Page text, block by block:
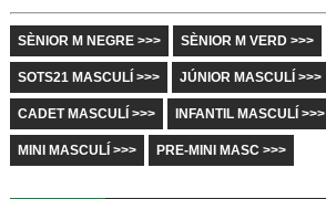
SÈNIOR M NEGRE >>> SÈNIOR M VERD >>>
SOTS21 MASCULÍ >>> JÚNIOR MASCULÍ >>>
CADET MASCULÍ >>> INFANTIL MASCULÍ >>>
MINI MASCULÍ >>> PRE-MINI MASC >>>